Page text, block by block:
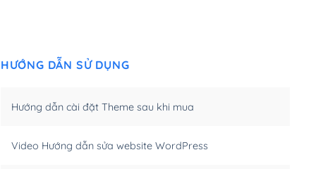
(+450,000₫)
HƯỚNG DẪN SỬ DỤNG
Hướng dẫn cài đặt Theme sau khi mua
Video Hướng dẫn sửa website WordPress